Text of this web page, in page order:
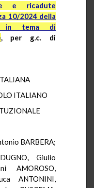
e ricadute
10/2024 della
in tema di
, per g.c. di
ITALIANO
BARBERA;
Giulio
AMOROSO,
ANTONINI,